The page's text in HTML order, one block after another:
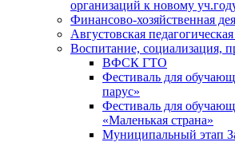
организаций к новому
Финансово-хозяйственная
Августовская
Воспитание, социализация,
ВФСК ГТО
Фестиваль для
парус»
Фестиваль для
«Маленькая страна»
Муниципальный этап